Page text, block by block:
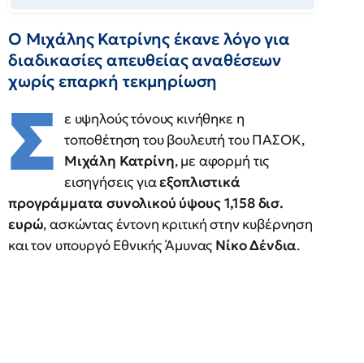
Ο Μιχάλης Κατρίνης έκανε λόγο για
διαδικασίες απευθείας αναθέσεων
χωρίς επαρκή τεκμηρίωση
Σ ε υψηλούς τόνους κινήθηκε η
τοποθέτηση του βουλευτή του ΠΑΣΟΚ,
Μιχάλη Κατρίνη, με αφορμή τις
εισηγήσεις γιαεξοπλιστικά
προγράμματα συνολικού ύψους 1,158 δισ.
ευρώ, ασκώντας έντονη κριτική στην κυβέρνηση
και τον υπουργό Εθνικής Άμυνας Νίκο Δένδια.